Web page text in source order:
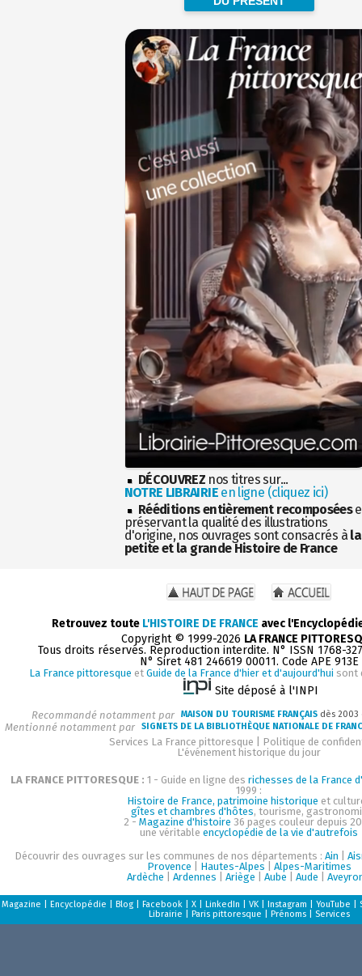
DÉCOUVREZ nos titres sur...
NOTRE LIBRAIRIEen ligne (cliquez ici)
Rééditions entièrement recomposées
préservant la qualité des illustrations
d'origine, nos ouvrages sont consacrés à la
petite et la grande Histoire de France
Retrouvez toute L'HISTOIRE DE FRANCE avec
Copyright © 1999-2026 LA FRANCE
Tous droits réservés. Reproduction interdite. N° ISSN 1768-
N° Siret 481 246619 00011. Code APE 913E
La France pittoresque et Guide de la France d'hier et d'aujourd'hui sont
Site déposé à l'INPI
Recommandé notamment par MAISON DU TOURISME FRANÇAIS dès
Mentionné notamment par SIGNETS DE LA BIBLIOTHÈQUE NATIONALE DE
Services La France pittoresque
Politique de
L'événement historique du jour
LA FRANCE PITTORESQUE : 1 - Guide en ligne des richesses de la France
1999 :
Histoire de France, patrimoine historique et
gîtes et chambres d'hôtes, tourisme,
2 - Magazine d'histoire 36 pages couleur depuis
une véritable encyclopédie de la vie d'autrefois
Découvrir des ouvrages sur les communes de nos départements : Ain
Provence
Hautes-Alpes
Alpes-Maritimes
Ardèche
Ardennes Ariège Aube Aude
Magazine Encyclopédie Blog| Facebook| X| LinkedIn VK| Instagram YouTube
Librairie
Paris pittoresque Prénoms| Services